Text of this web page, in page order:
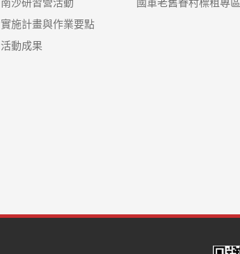
南沙研習營活動
實施計畫與作業要點
活動成果
國軍老舊眷村標租專區